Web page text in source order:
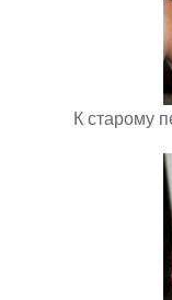
К старому